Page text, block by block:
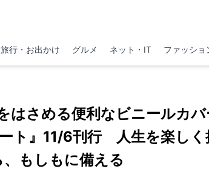
旅行・お出かけ グルメ ネット・IT ファッショ
はさめる便利なビニールカ
ト』11/6刊行 人生を楽しく
、もしもに備える